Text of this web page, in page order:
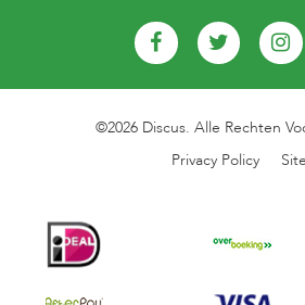
©2026 Discus. Alle Rechten
Privacy Policy